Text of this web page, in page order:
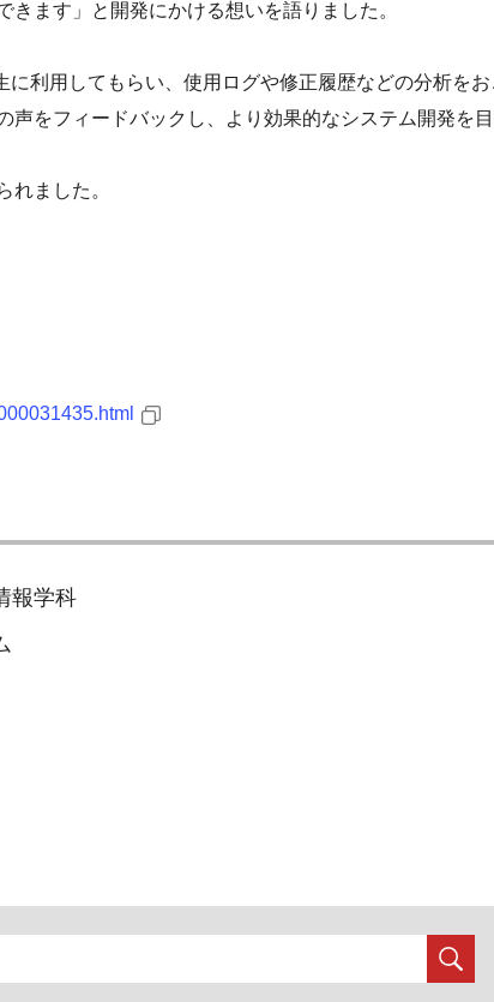
ます」と開発にかける想いを語りました。
利用してもらい、使用ログや修正履歴などの分析をお
をフィードバックし、より効果的なシステム開発を目
れました。
報学科